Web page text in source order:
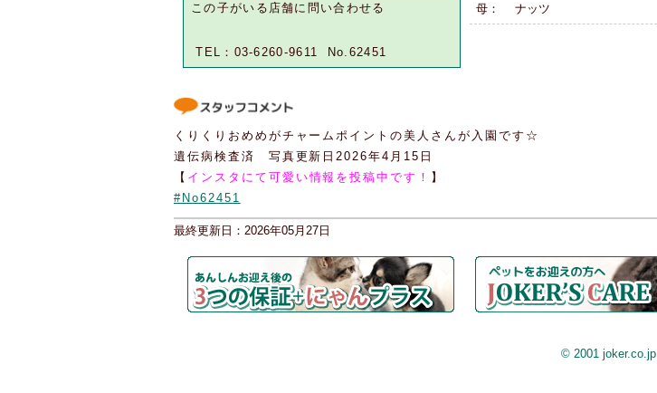
この子がいる店舗に問い合わせる
TEL：03-6260-9611 No.62451
母： ナッツ
くりくりおめめがチャームポイントの美人さんが入園です☆
遺伝病検査済 写真更新日2026年4月15日
【 インスタにて可愛い情報を投稿中です！ 】
#No62451
最終更新日：2026年05月27日
© 2001 joker.co.jp